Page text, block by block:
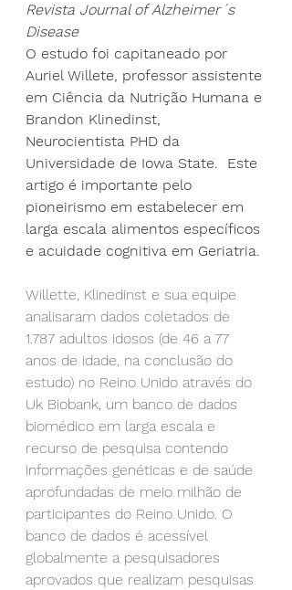
Revista Journal of Alzheimer´s
Disease
O estudo foi capitaneado por
Auriel Willete, professor assistente
em Ciência da Nutrição Humana e
Brandon Klinedinst,
Neurocientista PHD da
Universidade de Iowa State.  Este
artigo é importante pelo
pioneirismo em estabelecer em
larga escala alimentos específicos
e acuidade cognitiva em Geriatria.
Willette, Klinedinst e sua equipe
analisaram dados coletados de
1.787 adultos idosos (de 46 a 77
anos de idade, na conclusão do
estudo) no Reino Unido através do
Uk Biobank, um banco de dados
biomédico em larga escala e
recurso de pesquisa contendo
informações genéticas e de saúde
aprofundadas de meio milhão de
participantes do Reino Unido. O
banco de dados é acessível
globalmente a pesquisadores
aprovados que realizam pesquisas